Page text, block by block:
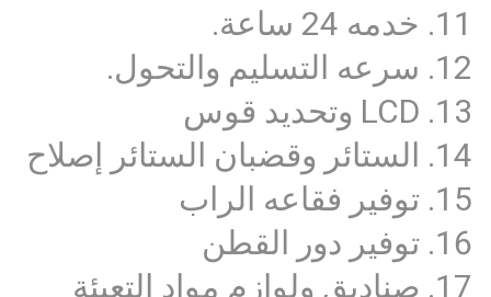
خدمه 24 ساعة.
سرعه التسليم والتحول.
LCD وتحديد قوس
الستائر وقضبان الستائر إصلاح
توفير فقاعه الراب
توفير دور القطن
صناديق ولوازم مواد التعبئة